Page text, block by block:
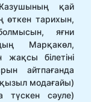
қай
өткен тарихын,
болмысын, яғни
Марқакөл,
жақсы білетіні
айтпағанда
модағайы)
түскен сәуле)